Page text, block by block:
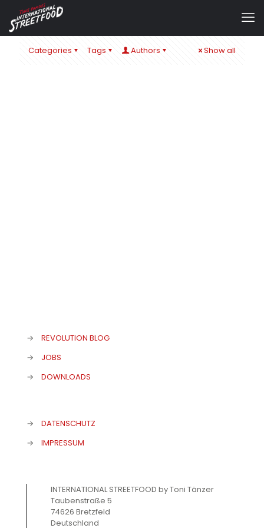
Categories Tags Authors Show all
→
REVOLUTION BLOG
→
JOBS
→
DOWNLOADS
→
DATENSCHUTZ
→
IMPRESSUM
INTERNATIONAL STREETFOOD by Toni Tänzer
Taubenstraße 5
74626 Bretzfeld
Deutschland